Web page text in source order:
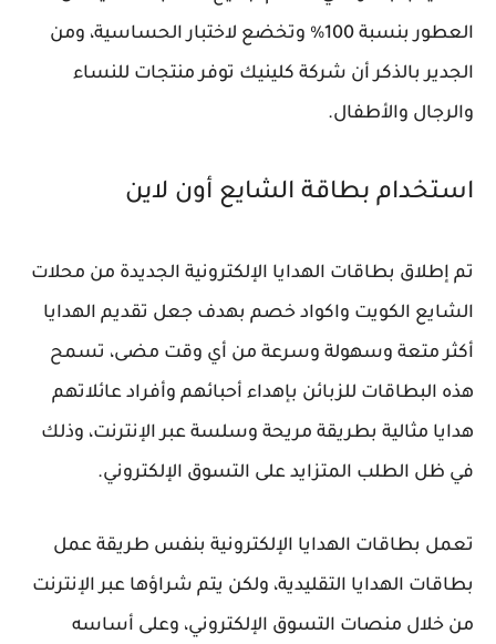
العطور بنسبة 100% وتخضع لاختبار الحساسية، ومن
الجدير بالذكر أن شركة كلينيك توفر منتجات للنساء
والرجال والأطفال.
استخدام بطاقة الشايع أون لاين
تم إطلاق بطاقات الهدايا الإلكترونية الجديدة من محلات
الشايع الكويت واكواد خصم بهدف جعل تقديم الهدايا
أكثر متعة وسهولة وسرعة من أي وقت مضى، تسمح
هذه البطاقات للزبائن بإهداء أحبائهم وأفراد عائلاتهم
هدايا مثالية بطريقة مريحة وسلسة عبر الإنترنت، وذلك
في ظل الطلب المتزايد على التسوق الإلكتروني.
تعمل بطاقات الهدايا الإلكترونية بنفس طريقة عمل
بطاقات الهدايا التقليدية، ولكن يتم شراؤها عبر الإنترنت
من خلال منصات التسوق الإلكتروني، وعلى أساسه